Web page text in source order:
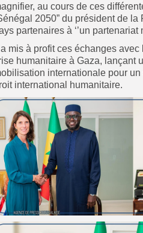
au cours de ces
2050” du président de
partenaires à ‘’un partenariat
mis à profit ces échanges
humanitaire à Gaza, lançant
internationale pour
international humanitaire.